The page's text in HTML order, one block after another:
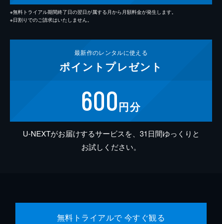
※無料トライアル期間終了日の翌日が属する月から月額料金が発生します。
※日割りでのご請求はいたしません。
最新作のレンタルに使える
ポイント プレゼント
600円分
U-NEXTがお届けするサービスを、31日間ゆっくりと
お試しください。
無料トライアルで 今すぐ観る